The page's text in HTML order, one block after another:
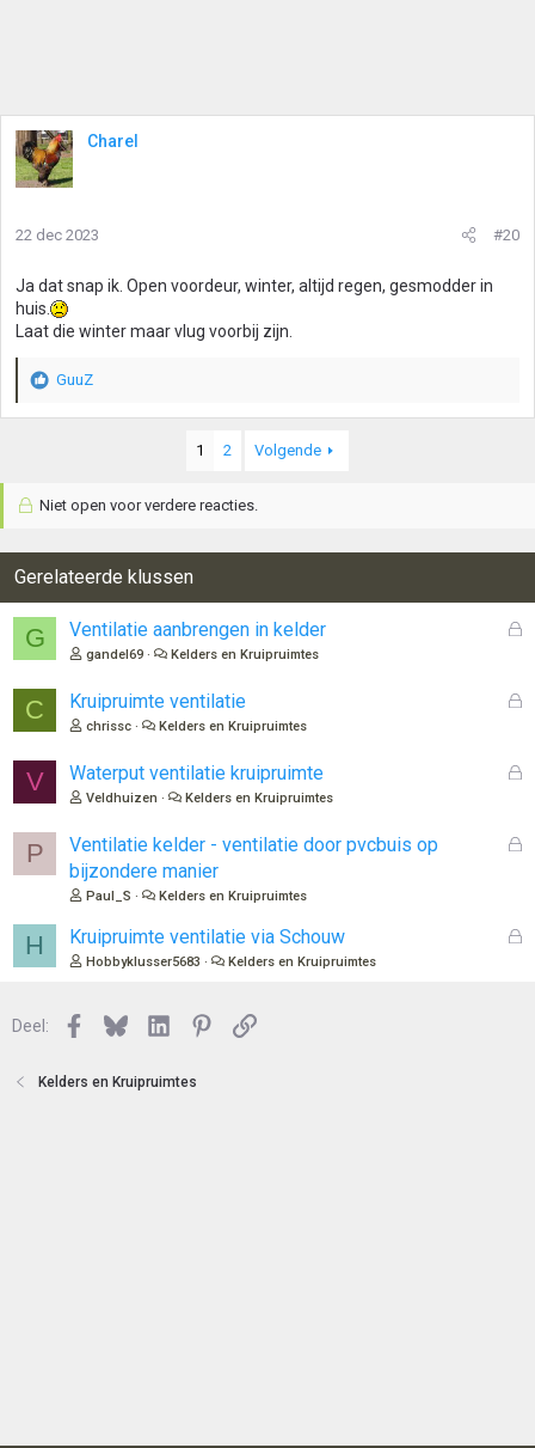
Charel
22 dec 2023 #20
Ja dat snap ik. Open voordeur, winter, altijd regen, gesmodder in
huis.
Laat die winter maar vlug voorbij zijn.
W
e
r
g
e
n
:
GuuZ
1 2 Volgende
Niet open voor verdere reacties.
Gerelateerde klussen
G
G
n
Ventilatie aanbrengen in kelder
gandel69 Kelders en Kruipruimtes
C
G
n
Kruipruimte ventilatie
chrissc Kelders en Kruipruimtes
V
G
Waterput ventilatie kruipruimte
Veldhuizen Kelders en Kruipruimtes
P
G
o
Ventilatie kelder - ventilatie door pvcbuis op
bijzondere manier
Paul_S Kelders en Kruipruimtes
H
G
Kruipruimte ventilatie via Schouw
Hobbyklusser5683 Kelders en Kruipruimtes
Deel: Facebook
BlueskyLinkedInPinterest
Link
Kelders en Kruipruimtes